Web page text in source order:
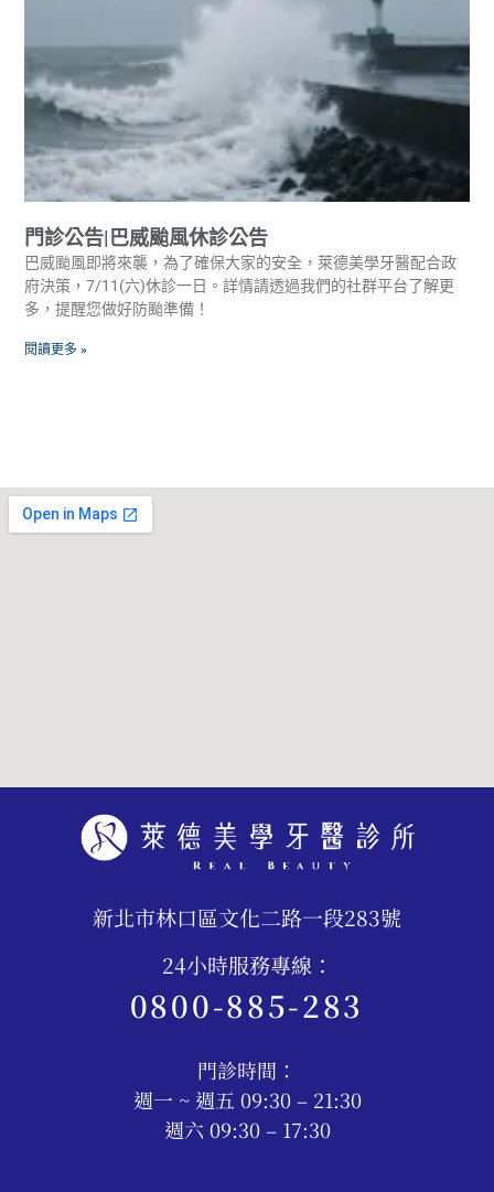
門診公告|巴威颱風休診公告
巴威颱風即將來襲，為了確保大家的安全，萊德美學牙醫配合政
府決策，7/11(六)休診一日。詳情請透過我們的社群平台了解更
多，提醒您做好防颱準備！
閱讀更多 »
新北市林口區文化二路一段283號
24小時服務專線：
0800-885-283
門診時間：
週一 ~ 週五 09:30 – 21:30
週六 09:30 – 17:30